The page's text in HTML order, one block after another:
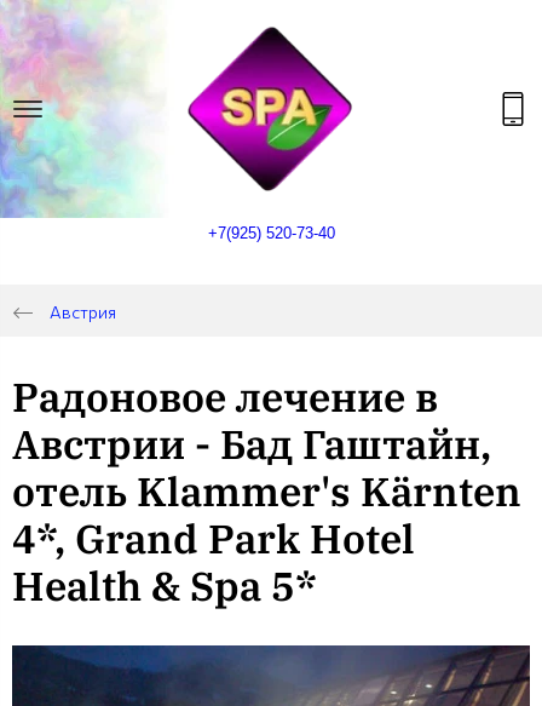
+7(925) 520-73-40
Австрия
Радоновое лечение в
Австрии - Бад Гаштайн,
отель Klammer's Kärnten
4*, Grand Park Hotel
Health & Spa 5*